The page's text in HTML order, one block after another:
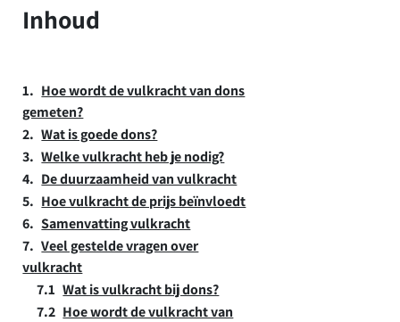
Inhoud
Hoe wordt de vulkracht van dons
gemeten?
Wat is goede dons?
Welke vulkracht heb je nodig?
De duurzaamheid van vulkracht
Hoe vulkracht de prijs beïnvloedt
Samenvatting vulkracht
Veel gestelde vragen over
vulkracht
Wat is vulkracht bij dons?
Hoe wordt de vulkracht van